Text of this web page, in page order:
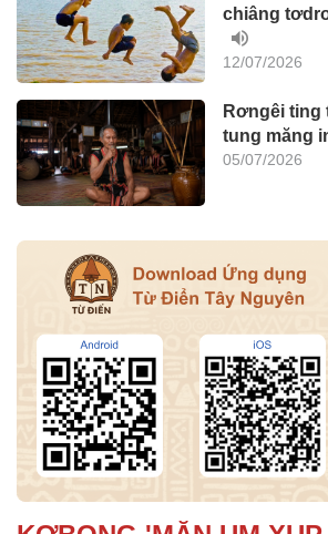
chiâng
12/07/2026
Rơngêi ting
tung măng
05/07/2026